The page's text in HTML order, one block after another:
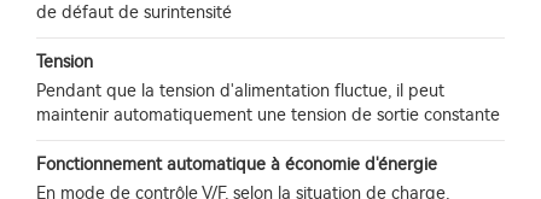
de défaut de surintensité
Tension
Pendant que la tension d'alimentation fluctue, il peut
maintenir automatiquement une tension de sortie constante
Fonctionnement automatique à économie d'énergie
En mode de contrôle V/F, selon la situation de charge,